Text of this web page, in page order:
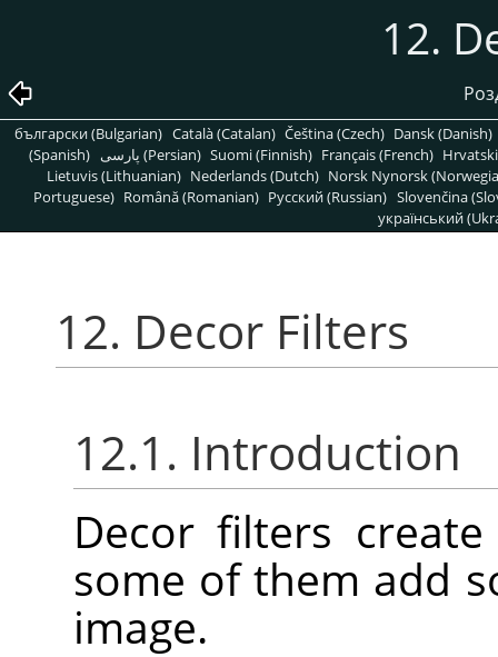
12.
български (Bulgarian) Català (Catalan) Čeština (Czech) Dansk (Danish)
(Spanish)
پارسی (Persian) Suomi (Finnish) Français (French)
Lietuvis (Lithuanian) Nederlands (Dutch) Norsk Nynorsk
Portuguese) Română (Romanian) Pусский (Russian) Slovenčina
український
12. Decor Filters
12.1. Introduction
Decor filters
some of them add
image.